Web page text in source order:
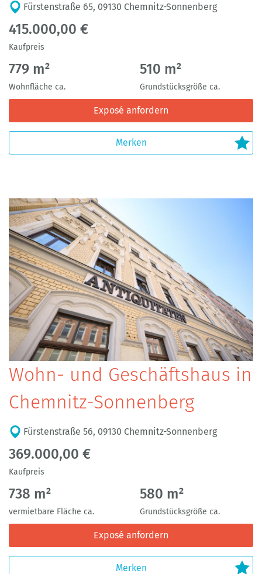
Fürstenstraße 65, 09130 Chemnitz-Sonnenberg
415.000,00 €
Kaufpreis
779 m²
Wohnfläche ca.
510 m²
Grundstücksgröße ca.
Exposé anfordern
Wohn- und Geschäftshaus in
Chemnitz-Sonnenberg
Fürstenstraße 56, 09130 Chemnitz-Sonnenberg
369.000,00 €
Kaufpreis
738 m²
vermietbare Fläche ca.
580 m²
Grundstücksgröße ca.
Exposé anfordern